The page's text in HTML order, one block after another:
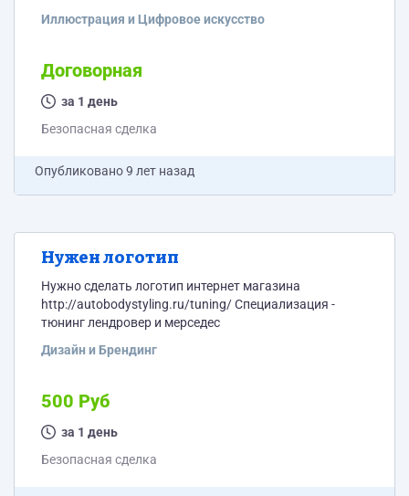
Иллюстрация и Цифровое искусство
Договорная
за 1 день
Безопасная сделка
Опубликовано9 лет назад
Нужен логотип
Нужно сделать логотип интернет магазина
http://autobodystyling.ru/tuning/ Специализация -
тюнинг лендровер и мерседес
Дизайн и Брендинг
500 Руб
за 1 день
Безопасная сделка